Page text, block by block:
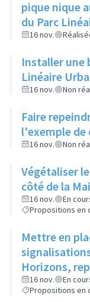
pique nique
du Parc
16 nov.
Installer une
Linéaire
16 nov. Non
Faire
l'exemple de
16 nov. Non
Végétaliser
côté de la
16 nov.
En
Propositions en
Mettre en
Horizons,
abords
16 nov.
En
Propositions en